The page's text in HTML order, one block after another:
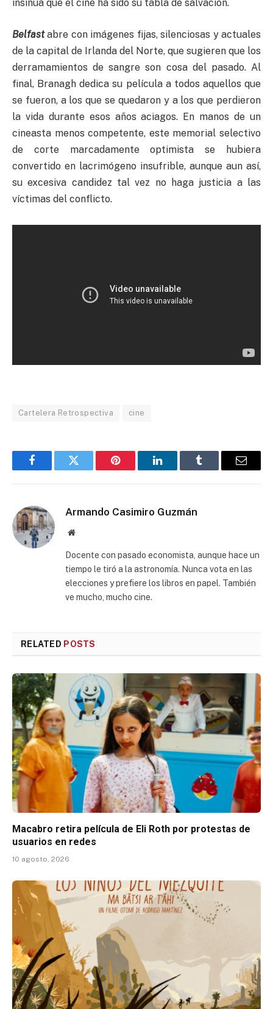
insinúa que el cine ha sido su tabla de salvación.
Belfastabre con imágenes fijas, silenciosas y actuales
de la capital de Irlanda del Norte, que sugieren que los
derramamientos de sangre son cosa del pasado. Al
final, Branagh dedica su película a todos aquellos que
se fueron, a los que se quedaron y a los que perdieron
la vida durante esos años aciagos. En manos de un
cineasta menos competente, este memorial selectivo
de corte marcadamente optimista se hubiera
convertido en lacrimógeno insufrible, aunque aun así,
su excesiva candidez tal vez no haga justicia a las
víctimas del conflicto.
Cartelera Retrospectiva cine
FacebookTwitter Pinterest LinkedInTumblr Email
Armando Casimiro Guzmán
Website
Docente con pasado economista, aunque hace un
tiempo le tiró a la astronomía. Nunca vota en las
elecciones y prefiere los libros en papel. También
ve mucho, mucho cine.
RELATED POSTS
Macabro retira película de Eli Roth por protestas de
usuarios en redes
10 agosto, 2026